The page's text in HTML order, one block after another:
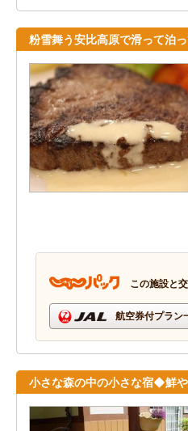
粉雪舞う安比高原で滑って泊
この施設と
航空券付プラン
小さな森の中の小さな宿◆鮮